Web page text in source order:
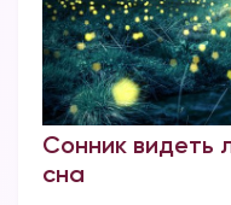
Сонник видеть
сна